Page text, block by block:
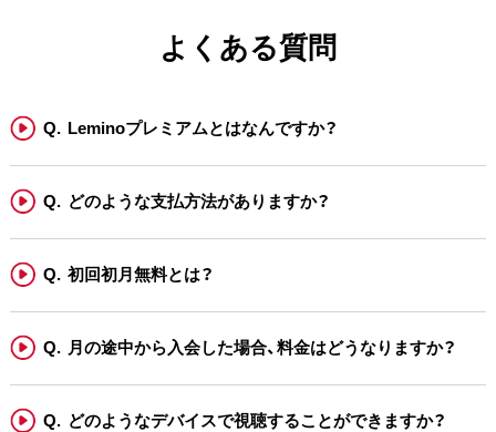
よくある質問
Leminoプレミアムとはなんですか？
どのような支払方法がありますか？
初回初月無料とは？
月の途中から入会した場合、料金はどうなりますか？
どのようなデバイスで視聴することができますか？